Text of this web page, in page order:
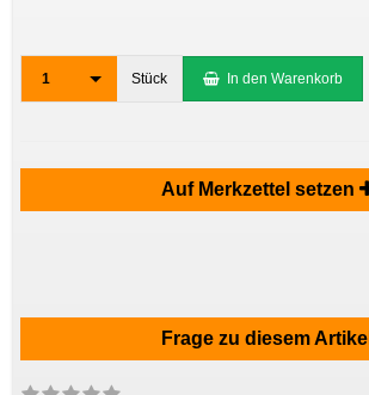
1 Stück In den Warenkorb
Auf Merkzettel setzen
Frage zu diesem Artikel